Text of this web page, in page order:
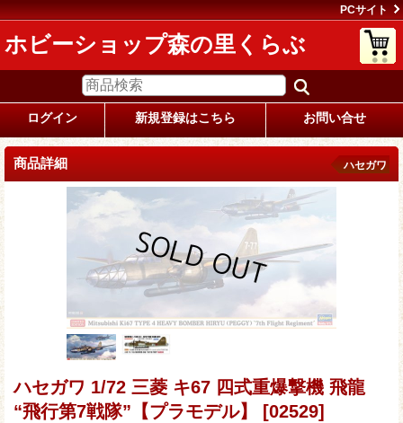
PCサイト
ホビーショップ森の里くらぶ
ログイン 新規登録はこちら お問い合せ
商品詳細 ハセガワ
ハセガワ 1/72 三菱 キ67 四式重爆撃機 飛龍
“飛行第7戦隊”【プラモデル】 [02529]